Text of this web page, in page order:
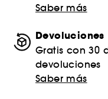
Saber más
Devoluciones
Gratis con 30
devoluciones
Saber más